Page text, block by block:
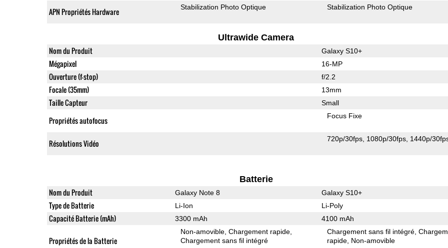
APN Propriétés Hardware Stabilization Photo Optique Stabilization Photo Optique
Ultrawide Camera
Nom du Produit Galaxy S10+
Mégapixel 16-MP
Ouverture (f-stop) f/2.2
Focale (35mm) 13mm
Taille Capteur Small
Propriétés autofocus Focus Fixe
Résolutions Vidéo 720p/30fps 1080p/30fps 1440p/
Batterie
Nom du Produit Galaxy Note 8 Galaxy S10+
Type de Batterie Li-Ion Li-Poly
Capacité Batterie (mAh) 3300 mAh 4100 mAh
Propriétés de la Batterie
Non-amovible Chargement rapide
Chargement sans fil intégré
Chargement sans fil intégré
rapide Non-amovible